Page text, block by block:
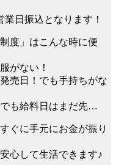
⽇振込となります！
度」はこんな時に便
がない！
売日！でも手持ちがな
でも給料日はまだ先…
ぐに手元にお金が振り
心して生活できます♪